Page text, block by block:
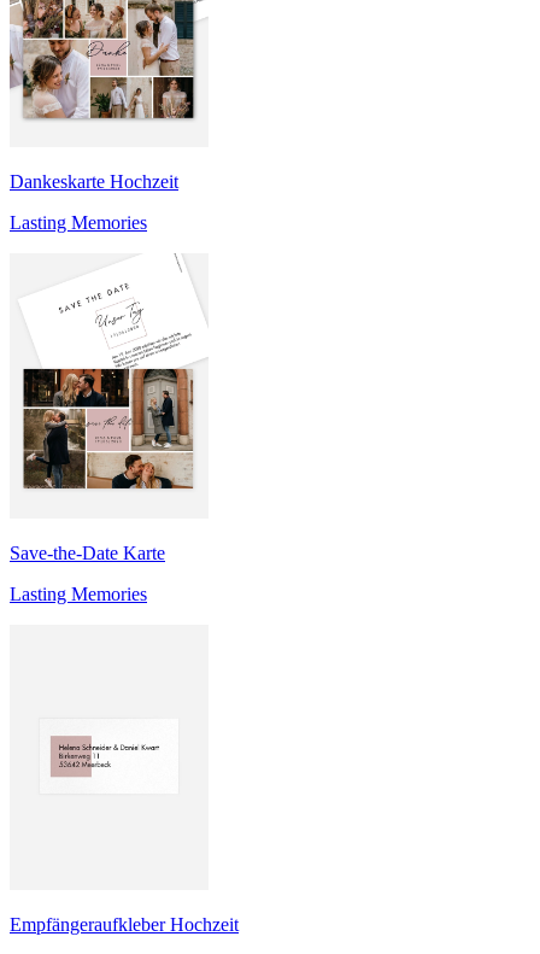
Dankeskarte Hochzeit
Lasting Memories
Save-the-Date Karte
Lasting Memories
Empfängeraufkleber Hochzeit